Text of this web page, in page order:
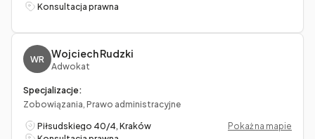
Konsultacja prawna
WR Wojciech Rudzki
Adwokat
Specjalizacje:
Zobowiązania, Prawo administracyjne
Piłsudskiego 40/4, Kraków
Pokaż na mapie